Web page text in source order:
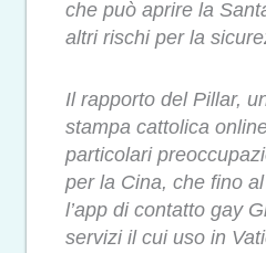
che può aprire la
altri rischi per la
Il rapporto del Pillar,
stampa cattolica
particolari
per la Cina, che fino
l’app di contatto gay
servizi il cui uso in